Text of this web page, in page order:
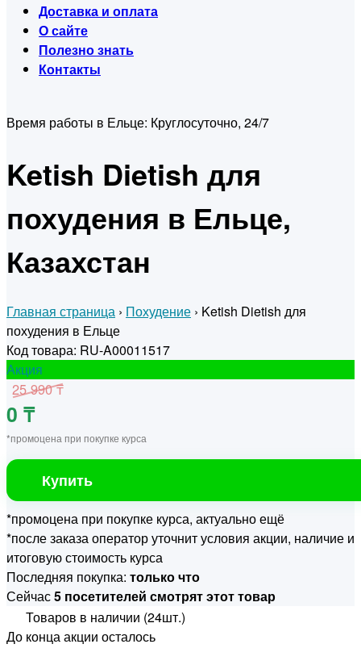
Доставка и оплата
О сайте
Полезно знать
Контакты
Время работы в Ельце: Круглосуточно, 24/7
Ketish Dietish для
похудения в Ельце,
Казахстан
Главная страница › Похудение › Ketish Dietish для
похудения в Ельце
Код товара: RU-A00011517
Акция
25 990 ₸
0 ₸
*промоцена при покупке курса
Купить
*промоцена при покупке курса, актуально ещё
*после заказа оператор уточнит условия акции, наличие и
итоговую стоимость курса
Последняя покупка: только что
Сейчас5 посетителей смотрят этот товар
Товаров в наличии (24шт.)
До конца акции осталось